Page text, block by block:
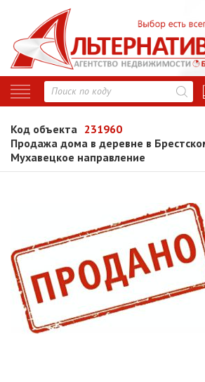
Код объекта 231960
Продажа дома в деревне в
Мухавецкое направление